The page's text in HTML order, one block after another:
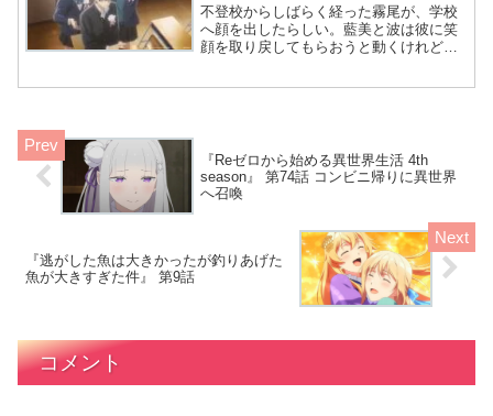
不登校からしばらく経った霧尾が、学校
へ顔を出したらしい。藍美と波は彼に笑
顔を取り戻してもらおうと動くけれど、
するのか、楽しみだわね
『Reゼロから始める異世界生活 4th
season』 第74話 コンビニ帰りに異世界
へ召喚
『逃がした魚は大きかったが釣りあげた
魚が大きすぎた件』 第9話
コメント